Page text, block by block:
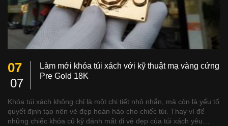
07
07
Làm mới khóa túi xách với kỹ thuật mạ vàng cứng
Pre Gold 18K
Khóa túi xách không chỉ là một chi tiết nhỏ nhắn, mà còn là yếu tố
quyết định tạo nên vẻ đẹp hoàn hảo cho chiếc túi. Thay vì để
những chiếc khóa cũ kỹ đánh mất đi vẻ đẹp của túi xách yêu…